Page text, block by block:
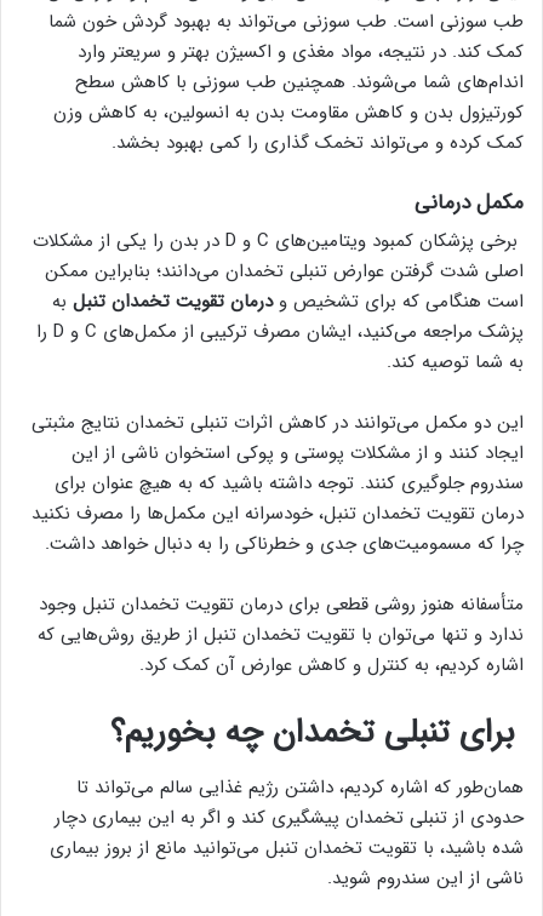
طب سوزنی است. طب سوزنی می‌تواند به بهبود گردش خون شما
کمک کند. در نتیجه، مواد مغذی و اکسیژن بهتر و سریعتر وارد
اندام‌های شما می‌شوند. همچنین طب سوزنی با کاهش سطح
کورتیزول بدن و کاهش مقاومت بدن به انسولین، به کاهش وزن
کمک کرده و می‌تواند تخمک گذاری را کمی بهبود بخشد.
مکمل درمانی
برخی پزشکان کمبود ویتامین‌های C و D در بدن را یکی از مشکلات
اصلی شدت گرفتن عوارض تنبلی تخمدان می‌دانند؛ بنابراین ممکن
است هنگامی که برای تشخیص ودرمان تقویت تخمدان تنبل به
پزشک مراجعه می‌کنید، ایشان مصرف ترکیبی از مکمل‌های C و D را
به شما توصیه کند.
این دو مکمل می‌توانند در کاهش اثرات تنبلی تخمدان نتایج مثبتی
ایجاد کنند و از مشکلات پوستی و پوکی استخوان ناشی از این
سندروم جلوگیری کنند. توجه داشته باشید که به هیچ عنوان برای
درمان تقویت تخمدان تنبل، خودسرانه این مکمل‌ها را مصرف نکنید
چرا که مسمومیت‌های جدی و خطرناکی را به دنبال خواهد داشت.
متأسفانه هنوز روشی قطعی برای درمان تقویت تخمدان تنبل وجود
ندارد و تنها می‌توان با تقویت تخمدان تنبل از طریق روش‌هایی که
اشاره کردیم، به کنترل و کاهش عوارض آن کمک کرد.
برای تنبلی تخمدان چه بخوریم؟
همان‌طور که اشاره کردیم، داشتن رژیم غذایی سالم می‌تواند تا
حدودی از تنبلی تخمدان پیشگیری کند و اگر به این بیماری دچار
شده باشید، با تقویت تخمدان تنبل می‌توانید مانع از بروز بیماری
ناشی از این سندروم شوید.